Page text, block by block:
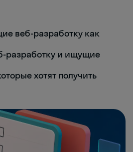
веб-разработку как
разработку и ищущие
хотят получить